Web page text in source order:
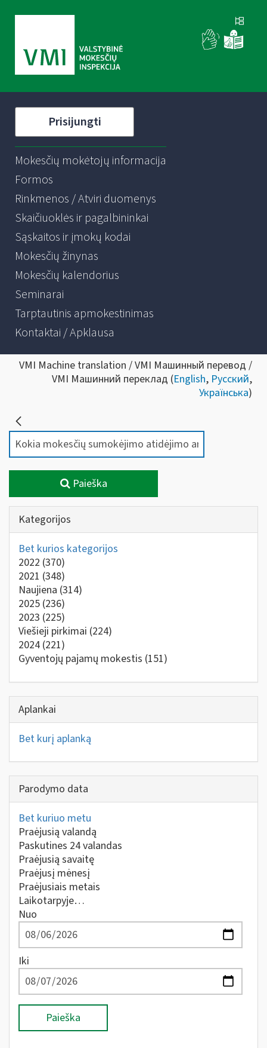
Prisijungti
Mokesčių mokėtojų informacija
Formos
Rinkmenos / Atviri duomenys
Skaičiuoklės ir pagalbininkai
Sąskaitos ir įmokų kodai
Mokesčių žinynas
Mokesčių kalendorius
Seminarai
Tarptautinis apmokestinimas
Kontaktai / Apklausa
VMI Machine translation / VMI Машинный перевод /
VMI Машинний переклад (English, Русский,
Українська)
Paieška
Kategorijos
Bet kurios kategorijos
2022 (370)
2021 (348)
Naujiena (314)
2025 (236)
2023 (225)
Viešieji pirkimai (224)
2024 (221)
Gyventojų pajamų mokestis (151)
Aplankai
Bet kurį aplanką
Parodymo data
Bet kuriuo metu
Praėjusią valandą
Paskutines 24 valandas
Praėjusią savaitę
Praėjusį mėnesį
Praėjusiais metais
Laikotarpyje…
Nuo
Iki
Paieška